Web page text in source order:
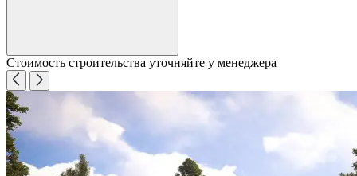
Стоимость строительства уточняйте у менеджера